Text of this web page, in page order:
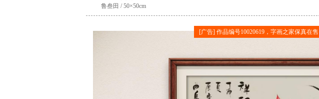
趣班，培养学生书法兴趣，促进学……
[广告] 作品编号10020619，字画之家保真在售